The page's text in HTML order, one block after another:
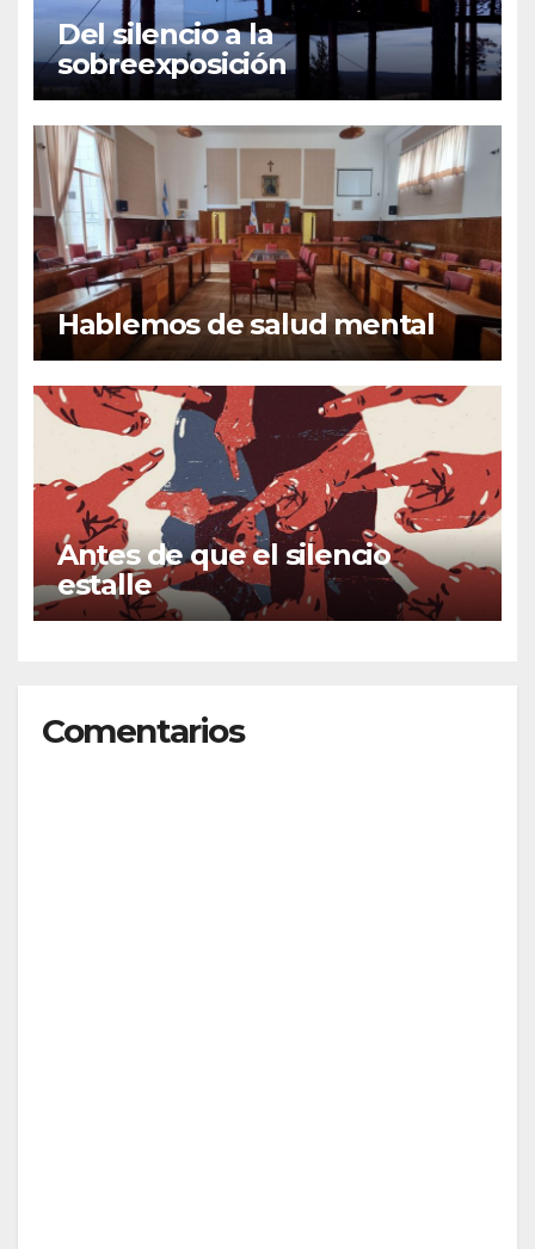
Del silencio a la
sobreexposición
Hablemos de salud mental
Antes de que el silencio
estalle
Comentarios